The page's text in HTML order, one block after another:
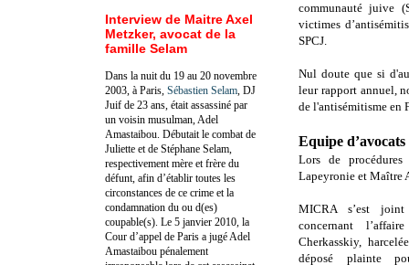
communauté juive
victimes
SPCJ.
Nul doute que si
leur rapport annuel,
de l'antisémitisme en
Equipe d’avocats
Lors de
Lapeyronie et Maître
MICRA s’est
concernant
Cherkasskiy,
déposé plainte
Interview de Maitre Axel
Metzker, avocat de la
famille Selam
Dans la nuit du 19 au 20 novembre
2003, à Paris, Sébastien Selam , DJ
Juif de 23 ans, était assassiné par
un voisin musulman, Adel
Amastaibou. Débutait le combat de
Juliette et de Stéphane Selam,
respectivement mère et frère du
défunt, afin d’établir toutes les
circonstances de ce crime et la
condamnation du ou d(es)
coupable(s). Le 5 janvier 2010, la
Cour d’appel de Paris a jugé Adel
Amastaibou pénalement